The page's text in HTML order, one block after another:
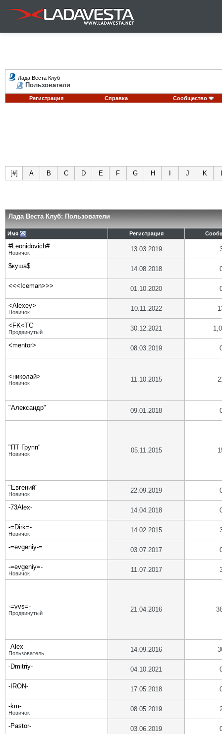
Лада Веста Клуб
Пользователи
Регистрация Справка Сообщество
[#] A B C D E F G H J K
Лада Веста Клуб: Пользователи
Имя Регистрация
#Leonidovich#
Новичок 13.03.2019
$куша$ 14.08.2018
<<<Iceman>>> 01.10.2020
<Alexey>
Новичок 10.11.2022
<FK<TC
Продвинутый 30.12.2021
<mentor> 08.03.2019
<николай>
Новичок 11.10.2015
"Александр" 09.01.2018
"ПТ Групп"
Новичок 05.11.2015
"Евгений"
Новичок 22.09.2019
-73Alex- 14.04.2018
-=Dirk=-
Новичок 14.02.2015
-=evgeniy-= 03.07.2017
-=evgeniy=-
Новичок 11.07.2017
-=vvs=-
Продвинутый 21.04.2016
-Alex-
Пользователь 14.09.2016
-Dmitriy- 04.10.2021
-IRON- 17.05.2018
-km-
Новичок 08.05.2019
-Pastor- 03.06.2019